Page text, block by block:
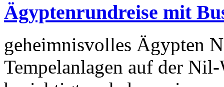
Ägyptenrundreise mit
geheimnisvolles Ägypten
Tempelanlagen auf der